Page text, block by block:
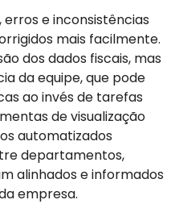
e inconsistências
mais facilmente.
dos dados fiscais, mas
da equipe, que pode
ao invés de tarefas
de visualização
automatizados
departamentos,
alinhados e informados
empresa.